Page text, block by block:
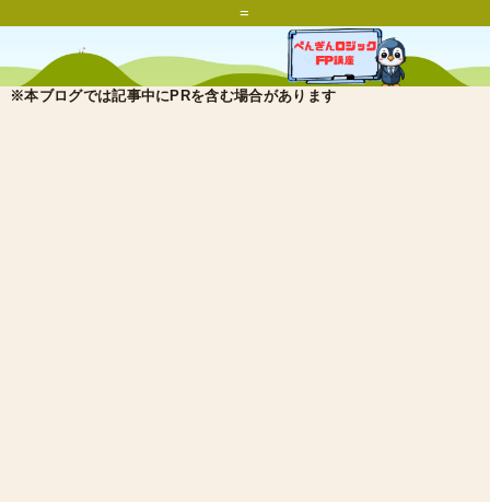
=
※本ブログでは記事中にPRを含む場合があります